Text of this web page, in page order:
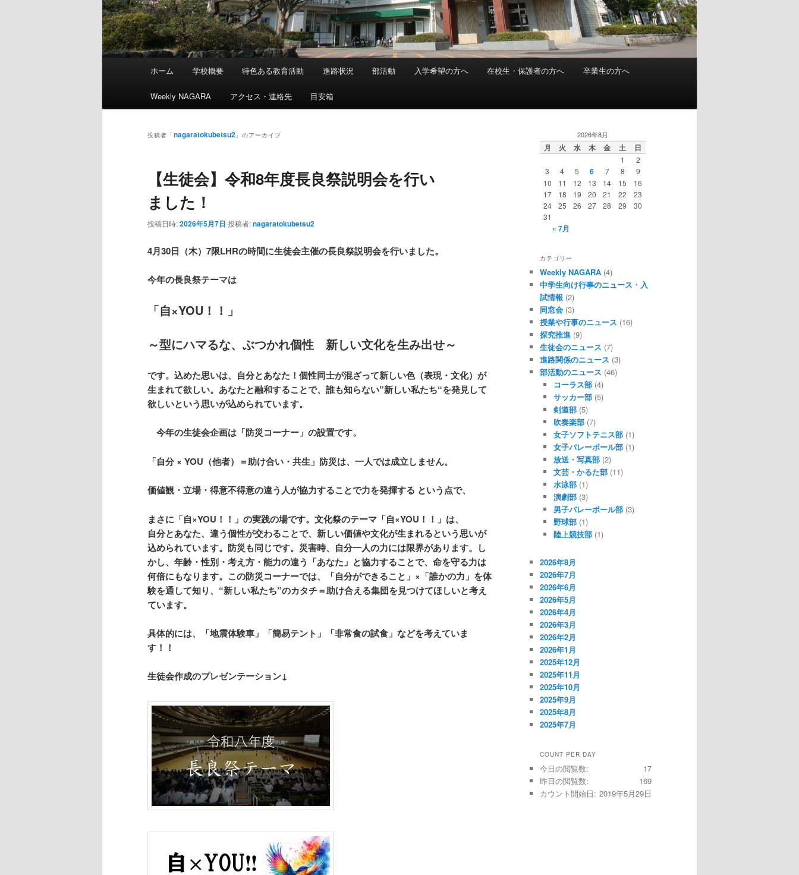
メ
メ
イ
ン
ン
テ
ン
ツ
へ
サ
ブ
コ
テ
ン
ツ
へ
移
ホーム 学校概要 特色ある教育活動 進路状況 部活動 入学希望の方へ 在校生・保護者の方へ 卒業生の方へ
Weekly NAGARA アクセス・連絡先 目安箱
投稿者「nagaratokubetsu2 」のアーカイブ
【生徒会】令和8年度長良祭説明会を行い
ました！
投稿日時:2026年5月7日 投稿者:nagaratokubetsu2
4月30日（木） 7限LHRの時間に生徒会主催の長良祭説明会を行いました。
今年の長良祭テーマは
「自×YOU ！！」
～型にハマるな、ぶつかれ個性 新しい文化を生み出せ～
です。込めた思いは、自分とあなた！個性同士が混ざって新しい色（表現・文化）が
生まれて欲しい。あなたと融和することで、誰も知らない”新しい私たち“を発見して
欲しいという思いが込められています。
今年の生徒会企画は「防災コーナー」の設置です。
「自分 × YOU （他者）＝助け合い・共生」防災は、一人では成立しません。
価値観・立場・得意不得意の違う人が協力することで力を発揮する という点で、
まさに「自×YOU ！！」の実践の場です。文化祭のテーマ「自×YOU ！！」は、
自分とあなた、違う個性が交わることで、新しい価値や文化が生まれるという思いが
込められています。防災も同じです。災害時、自分一人の力には限界があります。し
かし、年齢・性別・考え方・能力の違う「あなた」と協力することで、命を守る力は
何倍にもなります。この防災コーナーでは、「自分ができること」 × 「誰かの力」を体
験を通して知り、 “新しい私たち”のカタチ＝助け合える集団を見つけてほしいと考え
ています。
具体的には、「地震体験車」「簡易テント」「非常食の試食」などを考えていま
す！！
生徒会作成のプレゼンテーション↓
2026年8月
月 火 水 木 金 土 日
1
2
3
4 5 6 7 8
9
10
11 12 13 14 15
16
17
18 19 20 21 22
23
24
25 26 27 28 29
30
31
« 7月
カテゴリー
Weekly NAGARA (4)
中学生向け行事のニュース・入
試情報 (2)
同窓会 (3)
授業や行事のニュース (16)
探究推進 (9)
生徒会のニュース (7)
進路関係のニュース (3)
部活動のニュース (46)
コーラス部(4)
サッカー部(5)
剣道部(5)
吹奏楽部(7)
女子ソフトテニス部(1)
女子バレーボール部(1)
放送・写真部(2)
文芸・かるた部(11)
水泳部(1)
演劇部(3)
男子バレーボール部(3)
野球部(1)
陸上競技部(1)
2026年8月
2026年7月
2026年6月
2026年5月
2026年4月
2026年3月
2026年2月
2026年1月
2025年12月
2025年11月
2025年10月
2025年9月
2025年8月
2025年7月
COUNT PER DAY
17
今日の閲覧数:
169
昨日の閲覧数:
2019年5月29日
カウント開始日: